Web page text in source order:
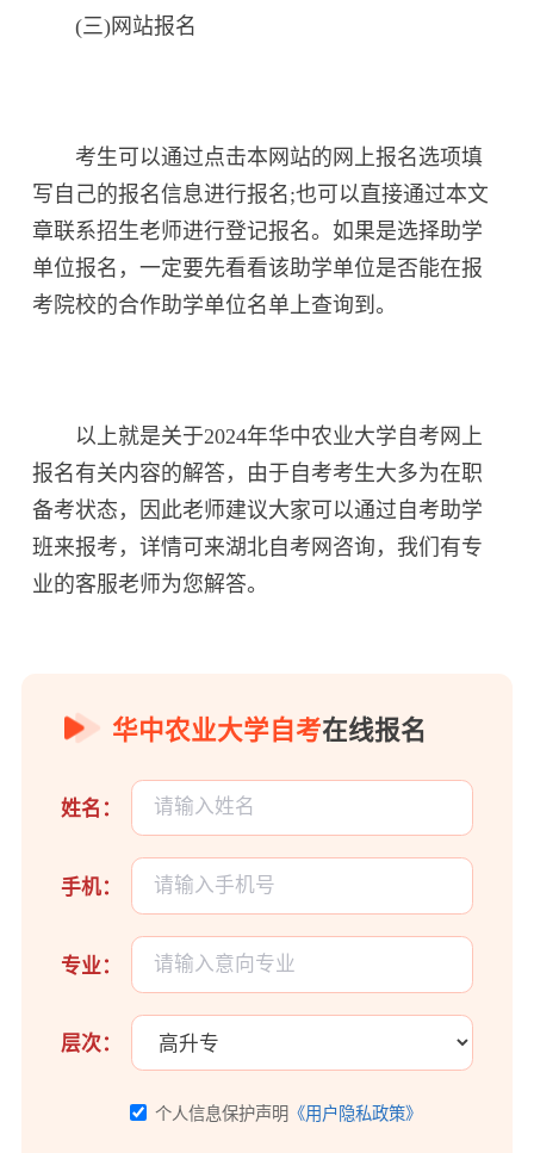
(三)网站报名
考生可以通过点击本网站的网上报名选项填
写自己的报名信息进行报名;也可以直接通过本文
章联系招生老师进行登记报名。如果是选择助学
单位报名，一定要先看看该助学单位是否能在报
考院校的合作助学单位名单上查询到。
以上就是关于2024年华中农业大学自考网上
报名有关内容的解答，由于自考考生大多为在职
备考状态，因此老师建议大家可以通过自考助学
班来报考，详情可来湖北自考网咨询，我们有专
业的客服老师为您解答。
华中农业大学自考在线报名
姓名：
手机：
专业：
层次：
个人信息保护声明 《用户隐私政策》